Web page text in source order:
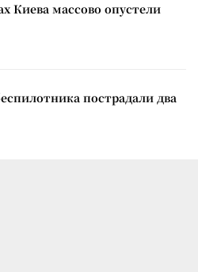
Киева массово опустели
пострадали два